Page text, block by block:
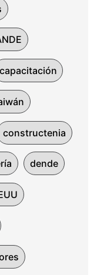
capacitación
constructenia
dende